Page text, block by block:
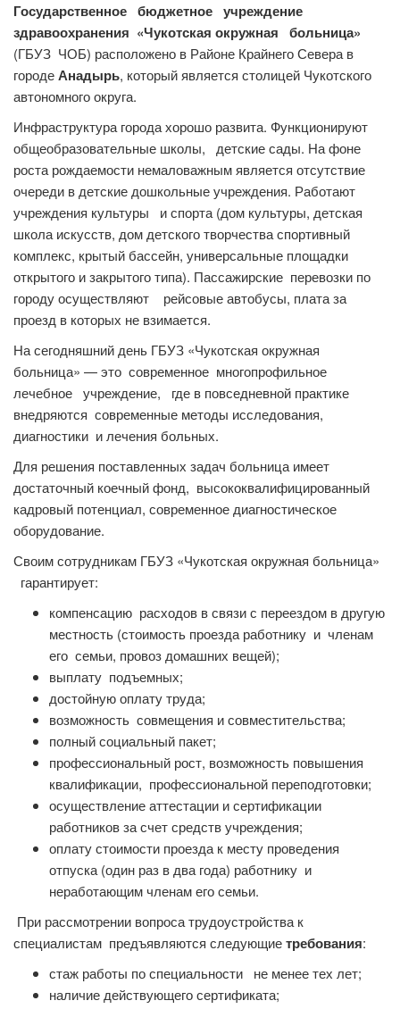
Государственное бюджетное учреждение
здравоохранения «Чукотская окружная больница»
(ГБУЗ ЧОБ) расположено в Районе Крайнего Севера в
городеАнадырь, который является столицей Чукотского
автономного округа.
Инфраструктура города хорошо развита. Функционируют
общеобразовательные школы, детские сады. На фоне
роста рождаемости немаловажным является отсутствие
очереди в детские дошкольные учреждения. Работают
учреждения культуры и спорта (дом культуры, детская
школа искусств, дом детского творчества спортивный
комплекс, крытый бассейн, универсальные площадки
открытого и закрытого типа). Пассажирские перевозки по
городу осуществляют рейсовые автобусы, плата за
проезд в которых не взимается.
На сегодняшний день ГБУЗ «Чукотская окружная
больница» — это современное многопрофильное
лечебное учреждение, где в повседневной практике
внедряются современные методы исследования,
диагностики и лечения больных.
Для решения поставленных задач больница имеет
достаточный коечный фонд, высококвалифицированный
кадровый потенциал, современное диагностическое
оборудование.
Своим сотрудникам ГБУЗ «Чукотская окружная больница»
гарантирует:
компенсацию расходов в связи с переездом в другую
местность (стоимость проезда работнику и членам
его семьи, провоз домашних вещей);
выплату подъемных;
достойную оплату труда;
возможность совмещения и совместительства;
полный социальный пакет;
профессиональный рост, возможность повышения
квалификации, профессиональной переподготовки;
осуществление аттестации и сертификации
работников за счет средств учреждения;
оплату стоимости проезда к месту проведения
отпуска (один раз в два года) работнику и
неработающим членам его семьи.
При рассмотрении вопроса трудоустройства к
специалистам предъявляются следующиетребования:
стаж работы по специальности не менее тех лет;
наличие действующего сертификата;